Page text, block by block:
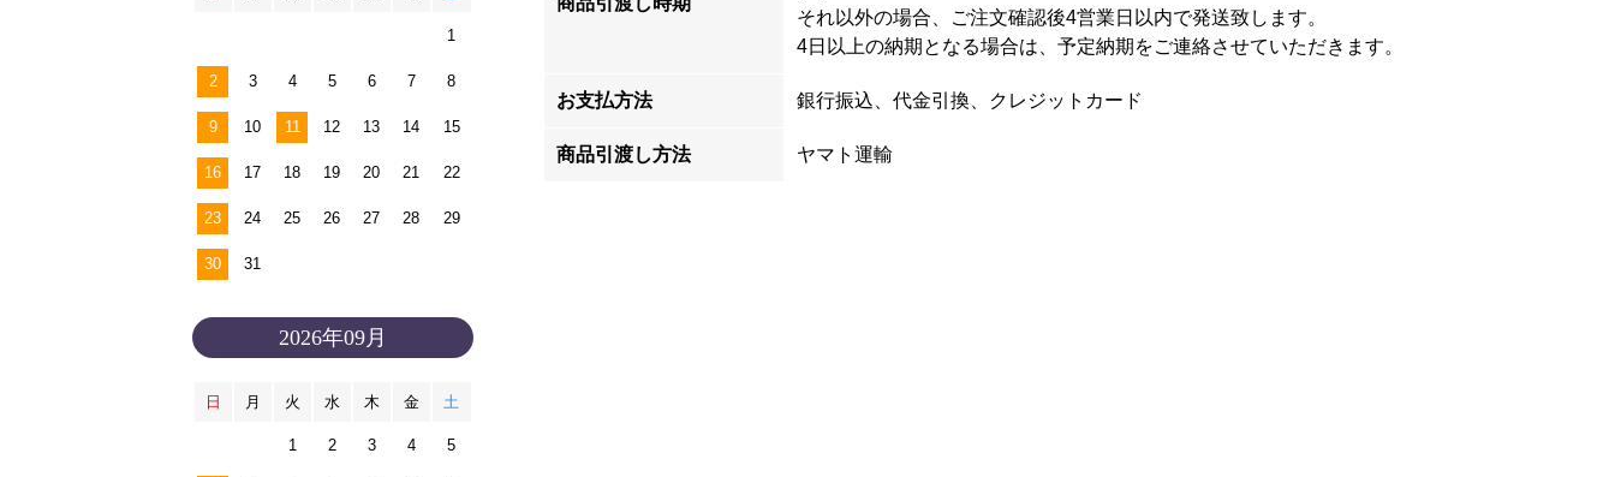
それ以外の場合、ご注文確認後4営業日以内で発送致します。
4日以上の納期となる場合は、予定納期をご連絡させていただきます。
お支払方法 銀行振込、代金引換、クレジットカード
商品引渡し方法 ヤマト運輸
1
2 3 4 5 6 7 8
9 10 11 12 13 14 15
16 17 18 19 20 21 22
23 24 25 26 27 28 29
30 31
2026年09月
日 月 火 水 木 金 土
1 2 3 4 5